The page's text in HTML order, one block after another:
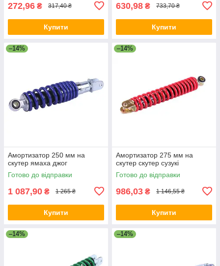
272,96 ₴ 317,40 ₴
Купити
630,98 ₴ 733,70 ₴
Купити
–14%
Амортизатор 250 мм на
скутер ямаха джог
Готово до відправки
1 087,90 ₴ 1 265 ₴
Купити
–14%
Амортизатор 275 мм на
скутер скутер сузукі
Готово до відправки
986,03 ₴ 1 146,55 ₴
Купити
–14% –14%